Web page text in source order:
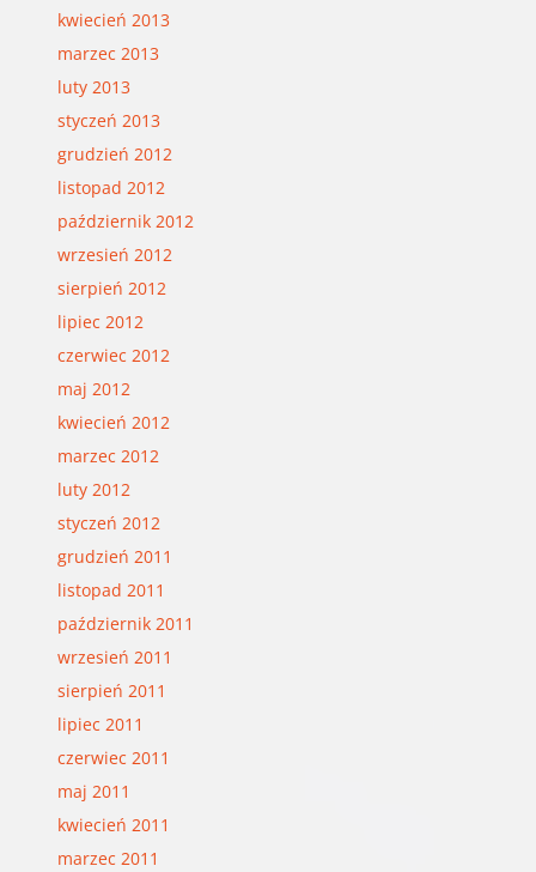
kwiecień 2013
marzec 2013
luty 2013
styczeń 2013
grudzień 2012
listopad 2012
październik 2012
wrzesień 2012
sierpień 2012
lipiec 2012
czerwiec 2012
maj 2012
kwiecień 2012
marzec 2012
luty 2012
styczeń 2012
grudzień 2011
listopad 2011
październik 2011
wrzesień 2011
sierpień 2011
lipiec 2011
czerwiec 2011
maj 2011
kwiecień 2011
marzec 2011